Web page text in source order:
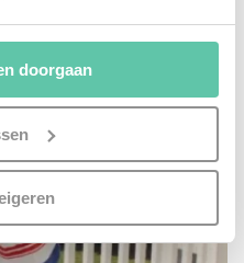
graag:
over uw geografische
nauwkeurig kan zijn
door het actief te
(fingerprinting)
in het
moment wijzigen of
doorgaan